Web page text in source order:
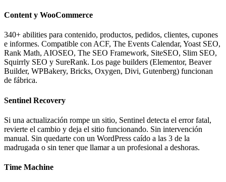
Content y WooCommerce
340+ abilities para contenido, productos, pedidos, clientes, cupones
e informes. Compatible con ACF, The Events Calendar, Yoast SEO,
Rank Math, AIOSEO, The SEO Framework, SiteSEO, Slim SEO,
Squirrly SEO y SureRank. Los page builders (Elementor, Beaver
Builder, WPBakery, Bricks, Oxygen, Divi, Gutenberg) funcionan
de fábrica.
Sentinel Recovery
Si una actualización rompe un sitio, Sentinel detecta el error fatal,
revierte el cambio y deja el sitio funcionando. Sin intervención
manual. Sin quedarte con un WordPress caído a las 3 de la
madrugada o sin tener que llamar a un profesional a deshoras.
Time Machine